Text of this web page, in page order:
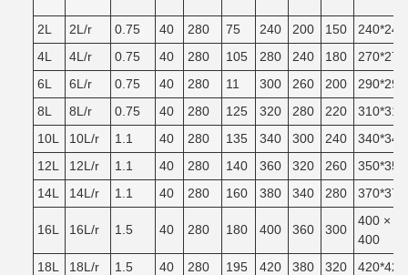
2L 2L/r 0.75 40 280 75 240 200 150
240*240
4L
4L/r 0.75 40 280 105 280 240 180
270*270
6L
6L/r 0.75 40 280 11 300 260 200
290*290
8L
8L/r 0.75 40 280 125 320 280 220
310*310
10L
10L/r 1.1 40 280 135 340 300 240
340*340
12L
12L/r 1.1 40 280 140 360 320 260
350*350
14L
14L/r 1.1 40 280 160 380 340 280 370*370
16L 16L/r 1.5 40 280 180 400 360 300
400 ×
400
18L
18L/r 1.5 40 280 195 420 380 320
420*420